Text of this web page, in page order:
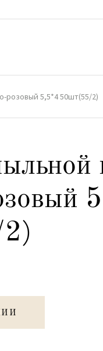
розовый 5,5*4 50шт(55/2)